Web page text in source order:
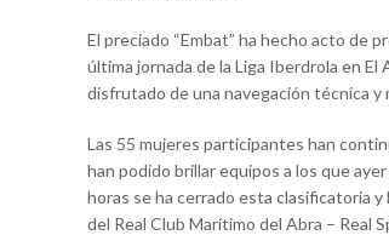
El preciado “Embat” ha hecho acto de
última jornada de la Liga Iberdrola en
disfrutado de una navegación técnica y
Las 55 mujeres participantes han
han podido brillar equipos a los que
horas se ha cerrado esta clasificatoria
del Real Club Marítimo del Abra – Real